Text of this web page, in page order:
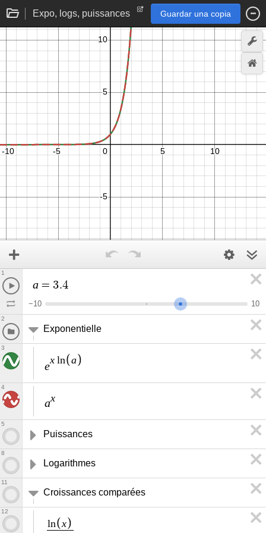
Expo, logs, puissances Guardar una copia
a = 3.4
−10 10
1
Exponentielle
2
ex ln a
3
ax
4
Puissances
5
Logarithmes
8
Croissances comparées
11
ln x
12